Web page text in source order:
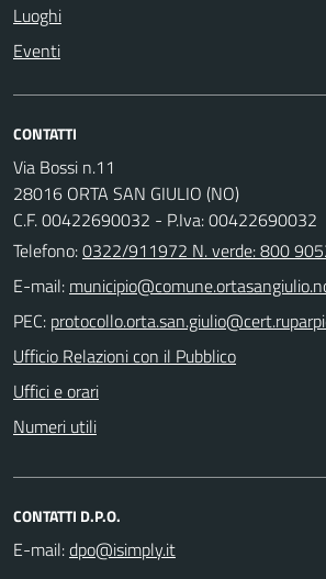
Luoghi
Eventi
CONTATTI
Via Bossi n.11
28016 ORTA SAN GIULIO (NO)
C.F. 00422690032 - P.Iva: 00422690032
Telefono:0322/911972 N. verde: 800
E-mail:
PEC:
Ufficio Relazioni con il Pubblico
Uffici e orari
Numeri utili
CONTATTI D.P.O.
E-mail: